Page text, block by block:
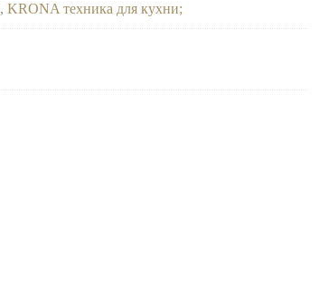
,KRONA техника для кухни